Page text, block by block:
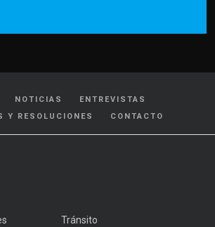
NOTICIAS
ENTREVISTAS
Y RESOLUCIONES
CONTACTO
Tránsito